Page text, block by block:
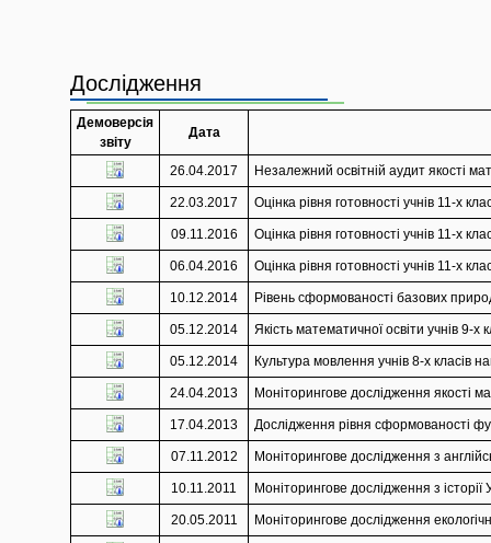
Дослідження
Демоверсія
звіту
Дата
26.04.2017 Незалежний освітній аудит якості
22.03.2017 Оцінка рівня готовності учнів 11-х
09.11.2016 Оцінка рівня готовності учнів 11-х
06.04.2016 Оцінка рівня готовності учнів 11-х
10.12.2014 Рівень сформованості базових
05.12.2014 Якість математичної освіти учнів 9-х
05.12.2014 Культура мовлення учнів 8-х класів
24.04.2013 Моніторингове дослідження якості
17.04.2013 Дослідження рівня сформованості
07.11.2012 Моніторингове дослідження з
10.11.2011 Моніторингове дослідження з історії
20.05.2011 Моніторингове дослідження